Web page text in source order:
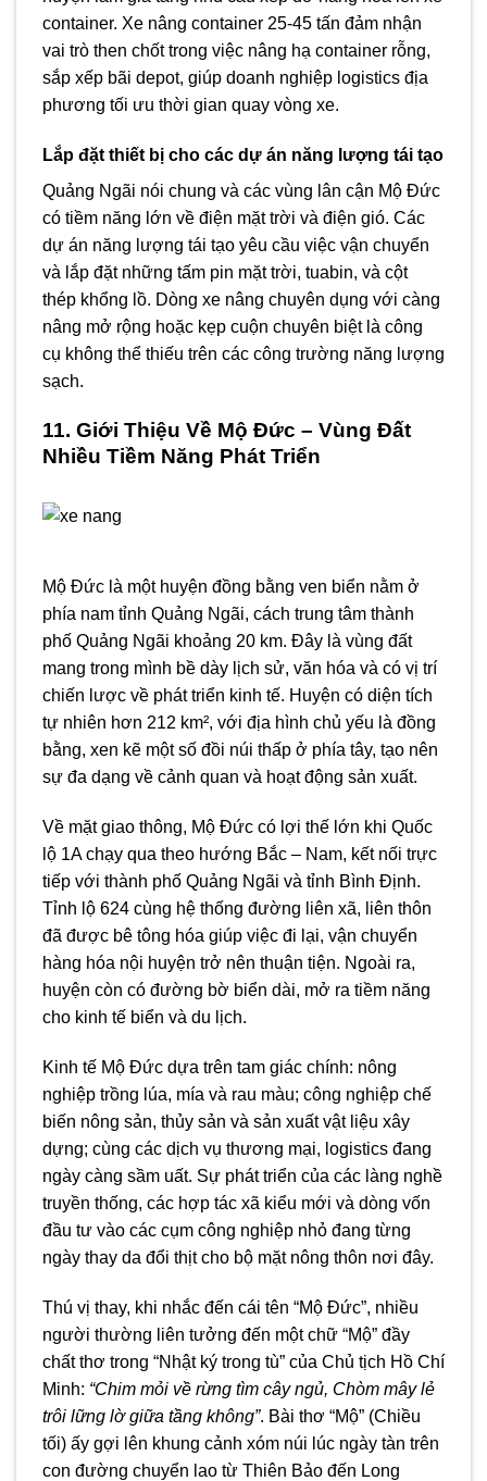
container. Xe nâng container 25-45 tấn đảm nhận
vai trò then chốt trong việc nâng hạ container rỗng,
sắp xếp bãi depot, giúp doanh nghiệp logistics địa
phương tối ưu thời gian quay vòng xe.
Lắp đặt thiết bị cho các dự án năng lượng tái tạo
Quảng Ngãi nói chung và các vùng lân cận Mộ Đức
có tiềm năng lớn về điện mặt trời và điện gió. Các
dự án năng lượng tái tạo yêu cầu việc vận chuyển
và lắp đặt những tấm pin mặt trời, tuabin, và cột
thép khổng lồ. Dòng xe nâng chuyên dụng với càng
nâng mở rộng hoặc kẹp cuộn chuyên biệt là công
cụ không thể thiếu trên các công trường năng lượng
sạch.
11. Giới Thiệu Về Mộ Đức – Vùng Đất
Nhiều Tiềm Năng Phát Triển
Mộ Đức là một huyện đồng bằng ven biển nằm ở
phía nam tỉnh Quảng Ngãi, cách trung tâm thành
phố Quảng Ngãi khoảng 20 km. Đây là vùng đất
mang trong mình bề dày lịch sử, văn hóa và có vị trí
chiến lược về phát triển kinh tế. Huyện có diện tích
tự nhiên hơn 212 km², với địa hình chủ yếu là đồng
bằng, xen kẽ một số đồi núi thấp ở phía tây, tạo nên
sự đa dạng về cảnh quan và hoạt động sản xuất.
Về mặt giao thông, Mộ Đức có lợi thế lớn khi Quốc
lộ 1A chạy qua theo hướng Bắc – Nam, kết nối trực
tiếp với thành phố Quảng Ngãi và tỉnh Bình Định.
Tỉnh lộ 624 cùng hệ thống đường liên xã, liên thôn
đã được bê tông hóa giúp việc đi lại, vận chuyển
hàng hóa nội huyện trở nên thuận tiện. Ngoài ra,
huyện còn có đường bờ biển dài, mở ra tiềm năng
cho kinh tế biển và du lịch.
Kinh tế Mộ Đức dựa trên tam giác chính: nông
nghiệp trồng lúa, mía và rau màu; công nghiệp chế
biến nông sản, thủy sản và sản xuất vật liệu xây
dựng; cùng các dịch vụ thương mại, logistics đang
ngày càng sầm uất. Sự phát triển của các làng nghề
truyền thống, các hợp tác xã kiểu mới và dòng vốn
đầu tư vào các cụm công nghiệp nhỏ đang từng
ngày thay da đổi thịt cho bộ mặt nông thôn nơi đây.
Thú vị thay, khi nhắc đến cái tên “Mộ Đức”, nhiều
người thường liên tưởng đến một chữ “Mộ” đầy
chất thơ trong “Nhật ký trong tù” của Chủ tịch Hồ Chí
Minh: “Chim mỏi về rừng tìm cây ngủ, Chòm mây lẻ
trôi lững lờ giữa tầng không”. Bài thơ “Mộ” (Chiều
tối) ấy gợi lên khung cảnh xóm núi lúc ngày tàn trên
con đường chuyển lao từ Thiên Bảo đến Long